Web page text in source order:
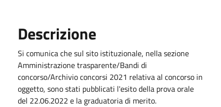
Descrizione
Si comunica che sul sito istituzionale, nella sezione
Amministrazione trasparente/Bandi di
concorso/Archivio concorsi 2021 relativa al concorso in
oggetto, sono stati pubblicati l'esito della prova orale
del 22.06.2022 e la graduatoria di merito.